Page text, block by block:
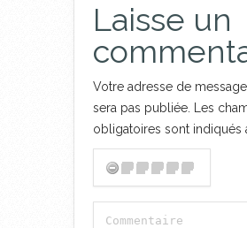
Laisse un
Votre adresse de
sera pas publiée. Les
obligatoires sont indiqués